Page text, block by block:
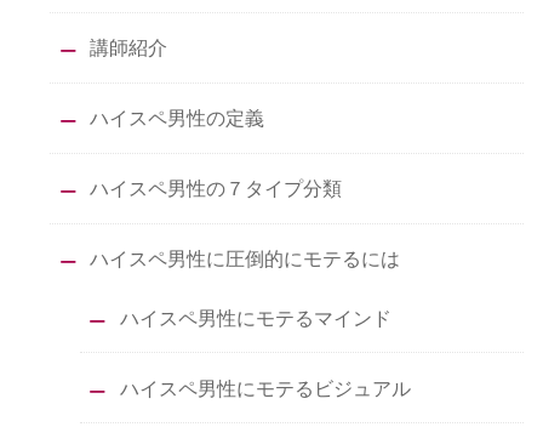
講師紹介
ハイスペ男性の定義
ハイスペ男性の７タイプ分類
ハイスペ男性に圧倒的にモテるには
ハイスペ男性にモテるマインド
ハイスペ男性にモテるビジュアル